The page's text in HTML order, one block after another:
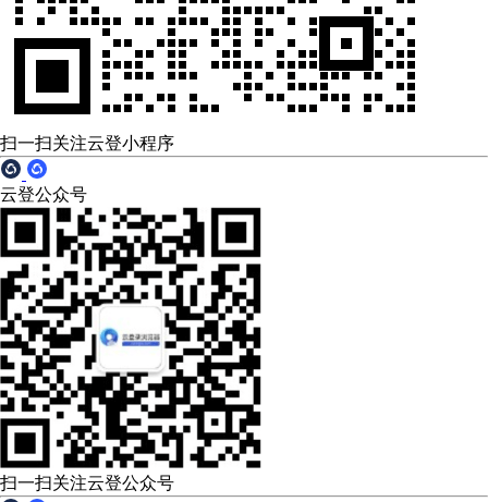
扫一扫关注云登小程序
云登公众号
扫一扫关注云登公众号